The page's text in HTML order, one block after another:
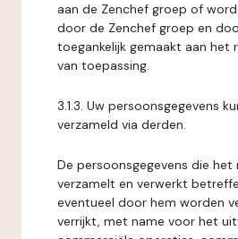
aan de Zenchef groep of
door de Zenchef groep en
toegankelijk gemaakt aan het
van toepassing.
3.1.3. Uw persoonsgegevens
verzameld via derden.
De persoonsgegevens die het
verzamelt en verwerkt
eventueel door hem worden
verrijkt, met name voor het